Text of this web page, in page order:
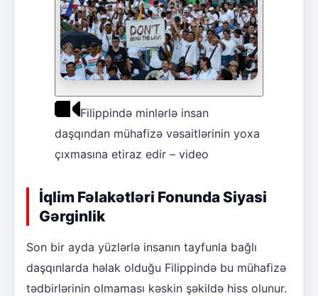
Filippində minlərlə insan
daşqından mühafizə vəsaitlərinin yoxa
çıxmasına etiraz edir – video
İqlim Fəlakətləri Fonunda Siyasi
Gərginlik
Son bir ayda yüzlərlə insanın tayfunla bağlı
daşqınlarda həlak olduğu Filippində bu mühafizə
tədbirlərinin olmaması kəskin şəkildə hiss olunur.